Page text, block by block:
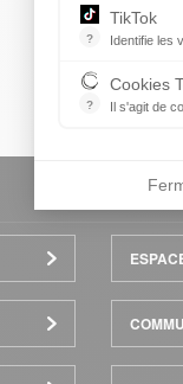
?
TikTok
Identifie les
?
Cookies
Il s'agit de